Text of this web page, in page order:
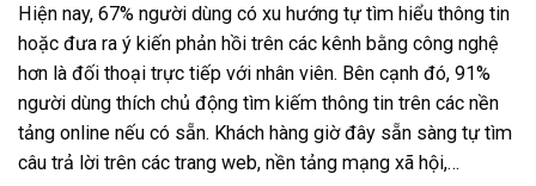
Hiện nay, 67% người dùng có xu hướng tự tìm hiểu thông tin
hoặc đưa ra ý kiến phản hồi trên các kênh bằng công nghệ
hơn là đối thoại trực tiếp với nhân viên. Bên cạnh đó, 91%
người dùng thích chủ động tìm kiếm thông tin trên các nền
tảng online nếu có sẵn. Khách hàng giờ đây sẵn sàng tự tìm
câu trả lời trên các trang web, nền tảng mạng xã hội,…